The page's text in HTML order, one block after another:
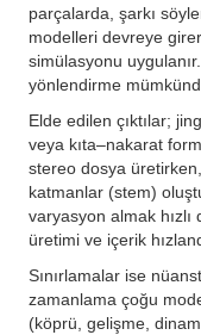
parçalarda, şarkı
modelleri devreye
simülasyonu
yönlendirme
Elde edilen çıktılar;
veya kıta–nakarat
stereo dosya
katmanlar (stem)
varyasyon almak hızlı
üretimi ve içerik
Sınırlamalar ise
zamanlama çoğu
(köprü, gelişme,